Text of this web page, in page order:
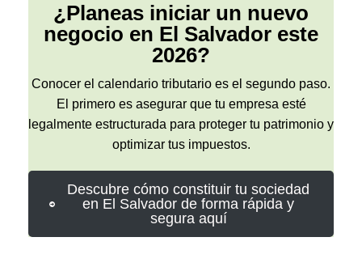
¿Planeas iniciar un nuevo
negocio en El Salvador este
2026?
Conocer el calendario tributario es el segundo paso.
El primero es asegurar que tu empresa esté
legalmente estructurada para proteger tu patrimonio y
optimizar tus impuestos.
Descubre cómo constituir tu sociedad
en El Salvador de forma rápida y
segura aquí